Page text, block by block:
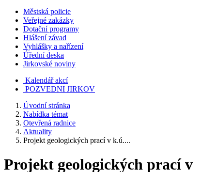
Městská policie
Veřejné zakázky
Dotační programy
Hlášení závad
Vyhlášky a nařízení
Úřední deska
Jirkovské noviny
Kalendář akcí
POZVEDNI JIRKOV
Úvodní stránka
Nabídka témat
Otevřená radnice
Aktuality
Projekt geologických prací v k.ú....
Projekt geologických prací v